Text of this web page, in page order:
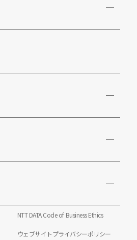
NTT DATA Code of Business Ethics
ウェブサイトプライバシーポリシー